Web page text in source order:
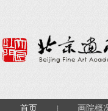
首页 画院概